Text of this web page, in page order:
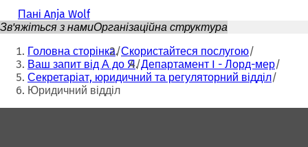
Пані Anja Wolf
Зв'яжіться з намиОрганізаційна структура
Ти
тут:
Головна сторінка Скористайтеся послугою
Ваш запит від А до Я Департамент I - Лорд-мер
Секретаріат, юридичний та регуляторний відділ
Юридичний відділ